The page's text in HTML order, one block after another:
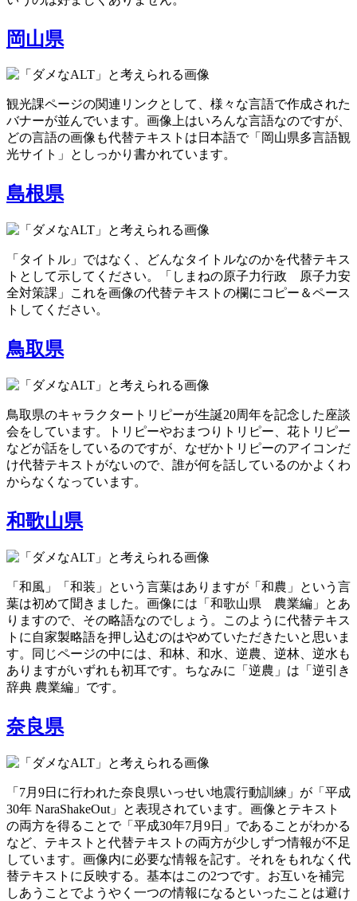
岡山県
観光課ページの関連リンクとして、様々な言語で作成された
バナーが並んでいます。画像上はいろんな言語なのですが、
どの言語の画像も代替テキストは日本語で「岡山県多言語観
光サイト」としっかり書かれています。
島根県
「タイトル」ではなく、どんなタイトルなのかを代替テキス
トとして示してください。「しまねの原子力行政 原子力安
全対策課」これを画像の代替テキストの欄にコピー＆ペース
トしてください。
鳥取県
鳥取県のキャラクタートリピーが生誕20周年を記念した座談
会をしています。トリピーやおまつりトリピー、花トリピー
などが話をしているのですが、なぜかトリピーのアイコンだ
け代替テキストがないので、誰が何を話しているのかよくわ
からなくなっています。
和歌山県
「和風」「和装」という言葉はありますが「和農」という言
葉は初めて聞きました。画像には「和歌山県 農業編」とあ
りますので、その略語なのでしょう。このように代替テキス
トに自家製略語を押し込むのはやめていただきたいと思いま
す。同じページの中には、和林、和水、逆農、逆林、逆水も
ありますがいずれも初耳です。ちなみに「逆農」は「逆引き
辞典 農業編」です。
奈良県
「7月9日に行われた奈良県いっせい地震行動訓練」が「平成
30年 NaraShakeOut」と表現されています。画像とテキスト
の両方を得ることで「平成30年7月9日」であることがわかる
など、テキストと代替テキストの両方が少しずつ情報が不足
しています。画像内に必要な情報を記す。それをもれなく代
替テキストに反映する。基本はこの2つです。お互いを補完
しあうことでようやく一つの情報になるといったことは避け